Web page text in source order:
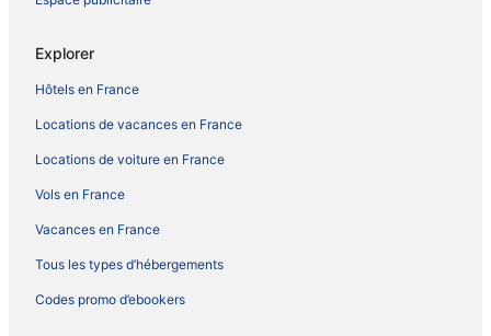
Explorer
Hôtels en France
Locations de vacances en France
Locations de voiture en France
Vols en France
Vacances en France
Tous les types d’hébergements
Codes promo d’ebookers